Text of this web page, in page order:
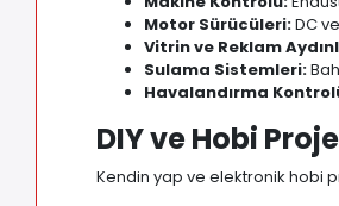
Motor Sürücüleri:DC
Vitrin ve Reklam
Sulama Sistemleri:
Havalandırma
DIY ve Hobi
Kendin yap ve elektronik hobi